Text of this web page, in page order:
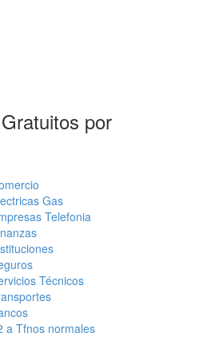
por
Gas
Telefonia
Técnicos
a Tfnos normales